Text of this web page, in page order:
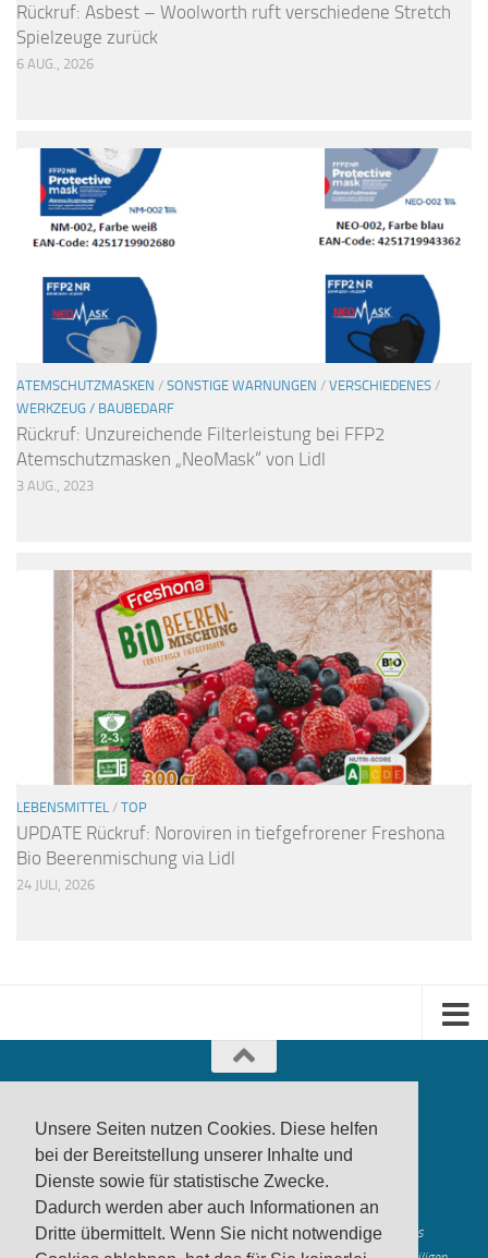
Unsere Seiten nutzen Cookies. Diese helfen
bei der Bereitstellung unserer Inhalte und
Dienste sowie für statistische Zwecke.
Dadurch werden aber auch Informationen an
Dritte übermittelt. Wenn Sie nicht notwendige
Rückruf: Asbest – Woolworth ruft verschiedene Stretch
Spielzeuge zurück
6 AUG., 2026
ATEMSCHUTZMASKEN / SONSTIGE WARNUNGEN / VERSCHIEDENES /
WERKZEUG / BAUBEDARF
Rückruf: Unzureichende Filterleistung bei FFP2
Atemschutzmasken „NeoMask“ von Lidl
3 AUG., 2023
LEBENSMITTEL / TOP
UPDATE Rückruf: Noroviren in tiefgefrorener Freshona
Bio Beerenmischung via Lidl
24 JULI, 2026
produktwarnung.eu - 2007-2026
Made in Gerstetten |Medienzentrum Gerstetten
Alle genannten Marken, Warenzeichen und Logos innerhalb dieses